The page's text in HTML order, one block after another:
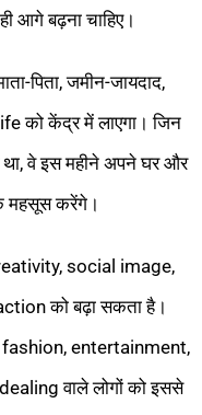
आगे बढ़ना चाहिए।
पिता, जमीन-जायदाद,
को केंद्र में लाएगा। जिन
था, वे इस महीने अपने घर और
महसूस करेंगे।
social image,
को बढ़ा सकता है।
entertainment,
वाले लोगों को इससे